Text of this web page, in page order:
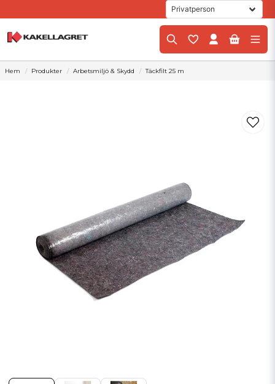
Hem Produkter Arbetsmiljö & Skydd Täckfilt 25 m